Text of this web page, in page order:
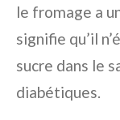
le fromage a
signifie qu’il
sucre dans le
diabétiques.